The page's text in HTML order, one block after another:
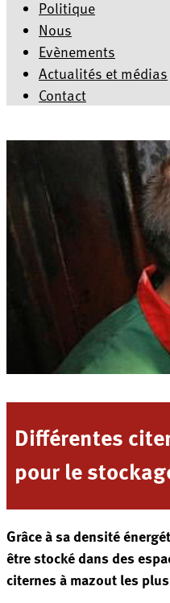
Politique
Nous
Evènements
Actualités et médias
Contact
Différentes
pour le
Grâce à sa densité
être stocké dans des
citernes à mazout les